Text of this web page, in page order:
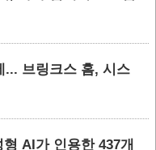
... 브링크스 홈, 시스
AI가 인용한 437개